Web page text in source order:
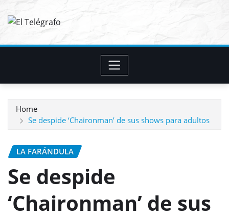
Home
Se despide ‘Chaironman’ de sus shows para adultos
LA FARÁNDULA
Se despide
‘Chaironman’ de sus